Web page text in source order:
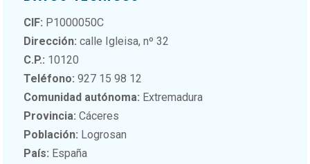
CIF: P1000050C
Dirección: calle Igleisa, nº 32
C.P.: 10120
Teléfono: 927 15 98 12
Comunidad autónoma: Extremadura
Provincia: Cáceres
Población: Logrosan
País: España